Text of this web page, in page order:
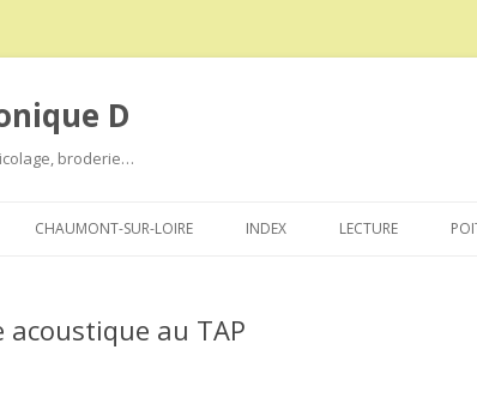
D
broderie…
au
CHAUMONT-SUR-LOIRE INDEX LECTURE
acoustique au TAP